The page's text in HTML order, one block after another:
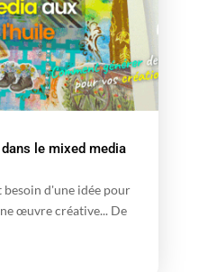
le mixed media
besoin d'une idée pour
œuvre créative... De